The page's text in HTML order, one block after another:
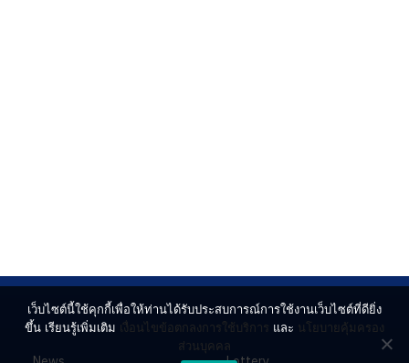
เว็บไซต์นี้ใช้คุกกี้เพื่อให้ท่านได้รับประสบการณ์การใช้งานเว็บไซต์ที่ดียิ่ง
ขึ้น เรียนรู้เพิ่มเติม เงื่อนไขข้อตกลงการใช้บริการ และ นโยบายคุ้มครอง
ส่วนบุคคล